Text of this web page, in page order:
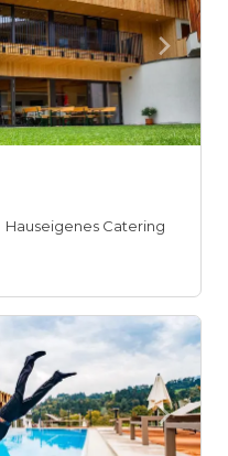
Hauseigenes Catering